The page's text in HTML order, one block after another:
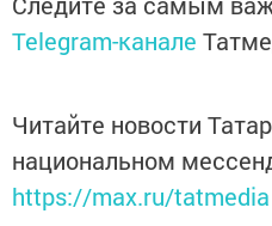
Telegram-канале
Читайте новости
национальном
https://max.ru/tatmedia